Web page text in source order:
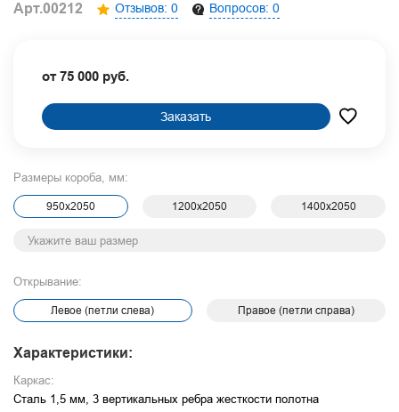
Арт.00212 Отзывов: 0 Вопросов: 0
от 75 000 руб.
Заказать
Размеры короба, мм:
950х2050 1200х2050 1400х2050
Открывание:
Левое (петли слева) Правое (петли справа)
Характеристики:
Каркас:
Сталь 1,5 мм, 3 вертикальных ребра жесткости полотна